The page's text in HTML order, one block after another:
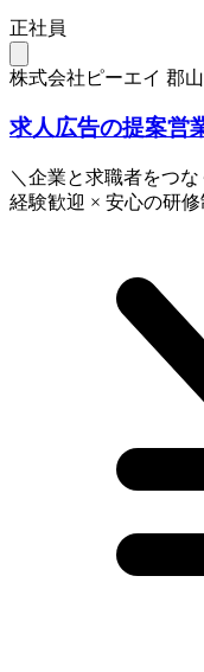
正社員
株式会社ピーエイ 郡山
求人広告の提案営
＼企業と求職者をつ
経験歓迎 × 安心の研修